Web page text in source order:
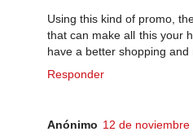
Using this kind of promo,
that can make all this your
have a better shopping
Responder
Anónimo 12 de